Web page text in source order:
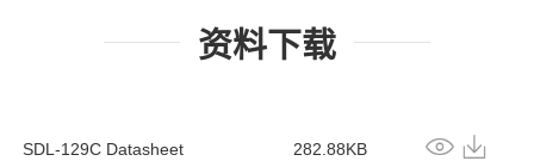
资料下载
SDL-129C Datasheet 282.88KB